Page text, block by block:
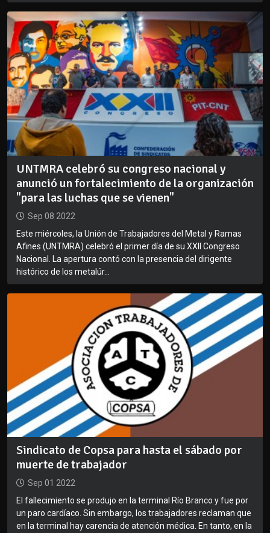
UNTMRA celebró su congreso nacional y
anunció un fortalecimiento de la organización
"para las luchas que se vienen"
Sep 08 2022
Este miércoles, la Unión de Trabajadores del Metal y Ramas
Afines (UNTMRA) celebró el primer día de su XXII Congreso
Nacional. La apertura contó con la presencia del dirigente
histórico de los metalúr...
Sindicato de Copsa para hasta el sábado por
muerte de trabajador
Sep 01 2022
El fallecimiento se produjo en la terminal Río Branco y fue por
un paro cardíaco. Sin embargo, los trabajadores reclaman que
en la terminal hay carencia de atención médica. En tanto, en la